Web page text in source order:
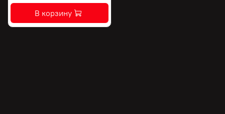
В корзину